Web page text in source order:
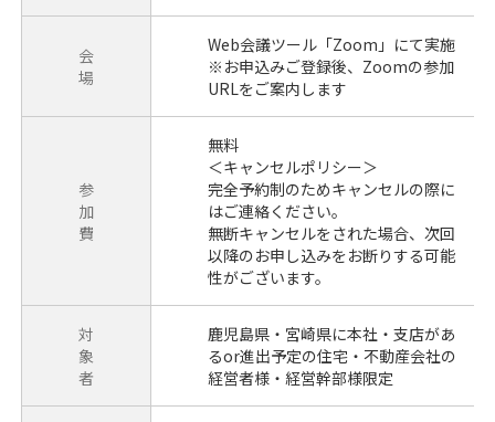
会
場
Web会議ツール「Zoom」にて実施
※お申込みご登録後、Zoomの参加
URLをご案内します
参
加
費
無料
＜キャンセルポリシー＞
完全予約制のためキャンセルの際に
はご連絡ください。
無断キャンセルをされた場合、次回
以降のお申し込みをお断りする可能
性がございます。
対
象
者
鹿児島県・宮崎県に本社・支店があ
るor進出予定の住宅・不動産会社の
経営者様・経営幹部様限定